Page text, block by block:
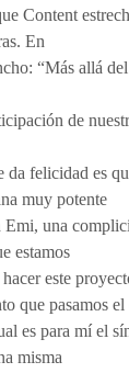
Content
En
“Más allá
de
da felicidad es
muy potente
una
estamos
este
que pasamos el
es para mí el
misma